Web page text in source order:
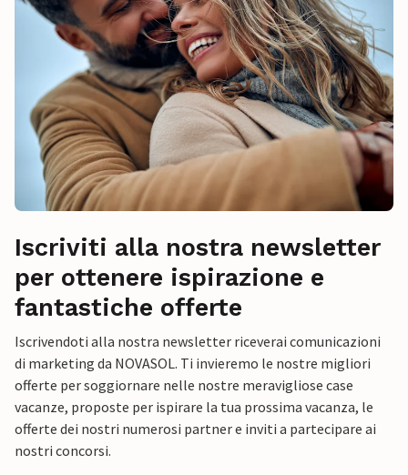
Iscriviti alla nostra newsletter
per ottenere ispirazione e
fantastiche offerte
Iscrivendoti alla nostra newsletter riceverai comunicazioni
di marketing da NOVASOL. Ti invieremo le nostre migliori
offerte per soggiornare nelle nostre meravigliose case
vacanze, proposte per ispirare la tua prossima vacanza, le
offerte dei nostri numerosi partner e inviti a partecipare ai
nostri concorsi.